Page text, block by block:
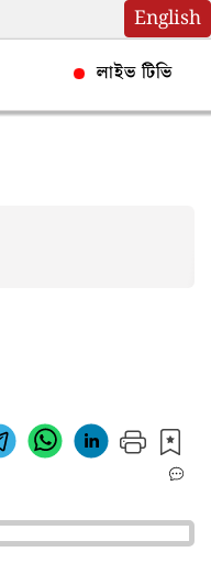
English
লাইভ টিভি